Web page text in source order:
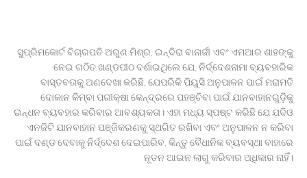
ସୁପ୍ରିମକୋର୍ଟ ବିଚାରପତି ଅରୁଣ ମିଶ୍ର, ଇନ୍ଦିରା ବାନାର୍ଜୀ ଏବଂ ଏମଆର ଶାହଙ୍କୁ
ନେଇ ଗଠିତ ଖଣ୍ଡପୀଠ ଦର୍ଶାଇଥିଲେ ଯେ, ନିର୍ଦ୍ଦେଶନାମା ବ୍ୟବହାରିକ
ବାସ୍ତବତାକୁ ଅଣଦେଖା କରିଛି, ଯେପରିକି ପିୟୁସି ଅନୁପାଳନ ପାଇଁ ମରାମତି
ଦୋକାନ କିମ୍ବା ପରୀକ୍ଷା କେନ୍ଦ୍ରରେ ପହଞ୍ଚିବା ପାଇଁ ଯାନବାହାନଗୁଡ଼ିକୁ
ଇନ୍ଧନ ବ୍ୟବହାର କରିବାର ଆବଶ୍ୟକତା। ଏହା ମଧ୍ୟ ସ୍ପଷ୍ଟ କରିଛି ଯେ ଯଦିଓ
ଏନଜିଟି ଯାନବାହାନ ପଞ୍ଜିକରଣକୁ ସ୍ଥଗିତ ରଖିବା ଏବଂ ଅନୁପାଳନ ନ କରିବା
ପାଇଁ ଦଣ୍ଡ ଦେବାକୁ ନିର୍ଦ୍ଦେଶ ଦେଇପାରିବ, କିନ୍ତୁ ବୈଧାନିକ ବ୍ୟବସ୍ଥା ବାହାରେ
ନୂତନ ଆଇନ ଲାଗୁ କରିବାର ଅଧିକାର ନାହିଁ।